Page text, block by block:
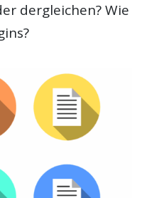
dergleichen? Wie